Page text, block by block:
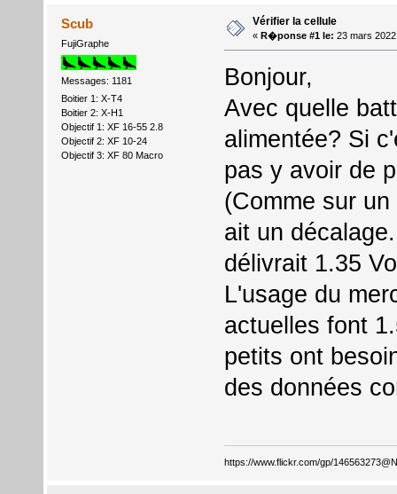
Scub
FujiGraphe
Messages: 1181
Boitier 1: X-T4
Boitier 2: X-H1
Objectif 1: XF 16-55 2.8
Objectif 2: XF 10-24
Objectif 3: XF 80 Macro
Vérifier la cellule
« R�ponse #1 le: 23 mars
Bonjour,
Avec quelle
alimentée? Si
pas y avoir de
(Comme sur
ait un
délivrait 1.35
L'usage du
actuelles font
petits ont
des données
https://www.flickr.com/gp/